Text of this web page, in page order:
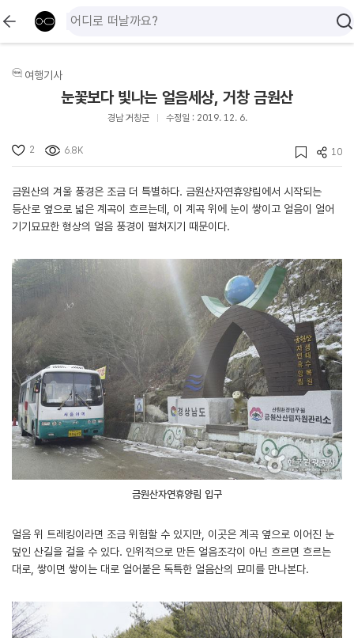
여행기사
눈꽃보다 빛나는 얼음세상, 거창 금원산
경남 거창군 수정일 : 2019. 12. 6.
2 6.8K 10
금원산의 겨울 풍경은 조금 더 특별하다. 금원산자연휴양림에서 시작되는
등산로 옆으로 넓은 계곡이 흐르는데, 이 계곡 위에 눈이 쌓이고 얼음이 얼어
기기묘묘한 형상의 얼음 풍경이 펼쳐지기 때문이다.
금원산자연휴양림 입구
얼음 위 트레킹이라면 조금 위험할 수 있지만, 이곳은 계곡 옆으로 이어진 눈
덮인 산길을 걸을 수 있다. 인위적으로 만든 얼음조각이 아닌 흐르면 흐르는
대로, 쌓이면 쌓이는 대로 얼어붙은 독특한 얼음산의 묘미를 만나본다.